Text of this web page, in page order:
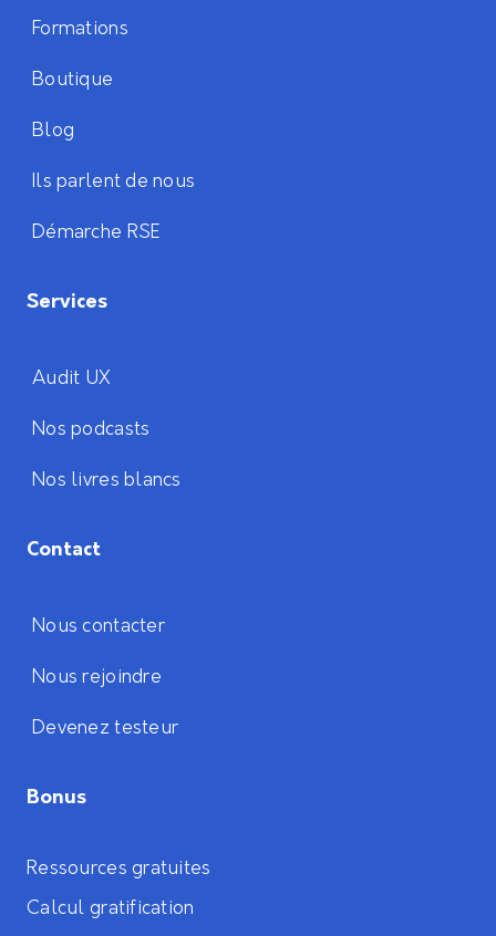
Formations
Boutique
Blog
Ils parlent de nous
Démarche RSE
Services
Audit UX
Nos podcasts
Nos livres blancs
Contact
Nous contacter
Nous rejoindre
Devenez testeur
Bonus
Ressources gratuites
Calcul gratification